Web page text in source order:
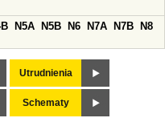
N5A N5B N6 N7A N7B
N8
Utrudnienia
Schematy